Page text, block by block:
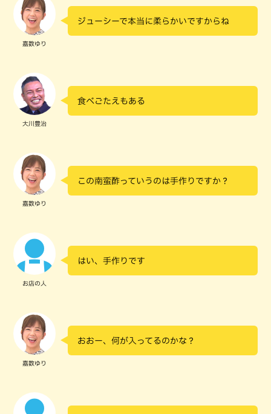
嘉数ゆり
ジューシーで本当に柔らかいですからね
大川豊治
食べごたえもある
嘉数ゆり
この南蛮酢っていうのは手作りですか？
お店の人
はい、手作りです
嘉数ゆり
おおー、何が入ってるのかな？